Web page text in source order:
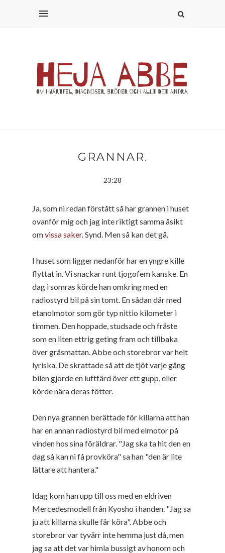
GRANNAR.
23:28
Ja, som ni redan förstått så har grannen i huset
ovanför mig och jag inte riktigt samma åsikt
omvissa saker. Synd. Men så kan det gå.
I huset som ligger nedanför har en yngre kille
flyttat in. Vi snackar runt tjogofem kanske. En
dag i somras körde han omkring med en
radiostyrd bil på sin tomt. En sådan där med
etanolmotor som gör typ nittio kilometer i
timmen. Den hoppade, studsade och fräste
som en liten ettrig geting fram och tillbaka
över gräsmattan. Abbe och storebror var helt
lyriska. De skrattade så att de tjöt varje gång
bilen gjorde en luftfärd över ett gupp, eller
körde nära deras fötter.
Den nya grannen berättade för killarna att han
har en annan radiostyrd bil med elmotor på
vinden hos sina föräldrar. "Jag ska ta hit den en
dag så kan ni få provköra" sa han "den är lite
lättare att hantera."
Idag kom han upp till oss med en eldriven
Mercedesmodell från Kyosho i handen. "Jag sa
ju att killarna skulle får köra". Abbe och
storebror var tyvärr inte hemma just då, men
jag sa att det var himla bussigt av honom och